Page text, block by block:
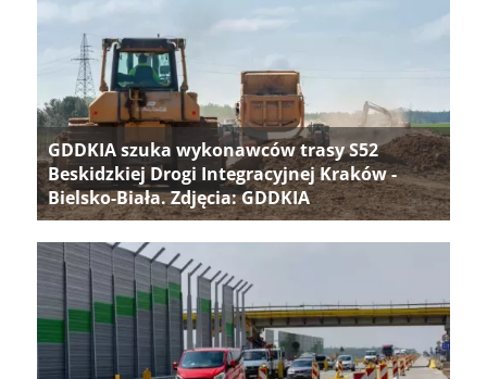
GDDKIA szuka wykonawców trasy S52
Beskidzkiej Drogi Integracyjnej Kraków -
Bielsko-Biała. Zdjęcia: GDDKIA